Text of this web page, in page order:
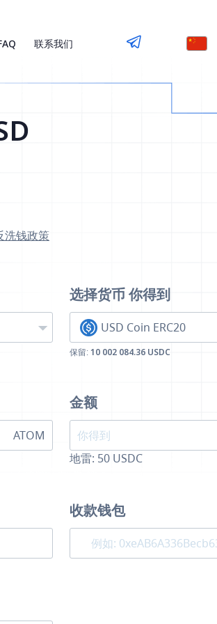
联系我们
洗钱政策
ATOM
选择货币你得到
USD Coin ERC20
保留: 10 002 084.36 USDC
金额
地雷: 50 USDC
收款钱包